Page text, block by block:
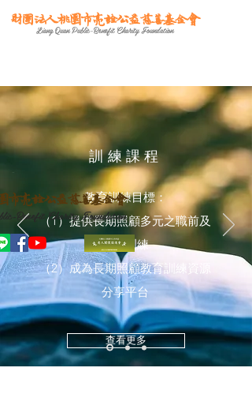
財團法人桃園市亮詮公益慈善基金會
Liang Quan Public-Benefit Charity Foundation
​訓練課程
教育訓練目標​：
（1）提供長期照顧多元之職前及
在職訓練
（2）成為長期照顧教育訓練資源
分享平台
查看更多
市亮詮公益慈善基金會
Benefit Charity Foundation